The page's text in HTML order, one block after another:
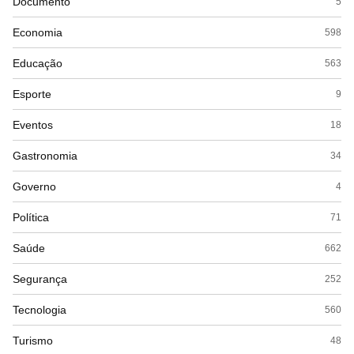
Economia 598
Educação 563
Esporte 9
Eventos 18
Gastronomia 34
Governo 4
Política 71
Saúde 662
Segurança 252
Tecnologia 560
Turismo 48